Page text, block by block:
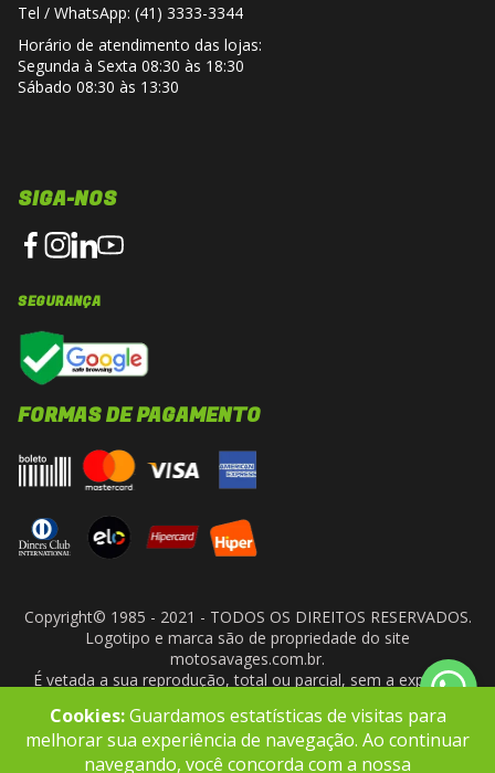
Tel / WhatsApp: (41) 3333-3344
Horário de atendimento das lojas:
Segunda à Sexta 08:30 às 18:30
Sábado 08:30 às 13:30
SIGA-NOS
SEGURANÇA
FORMAS DE PAGAMENTO
Copyright© 1985 - 2021 - TODOS OS DIREITOS RESERVADOS.
Logotipo e marca são de propriedade do site
motosavages.com.br.
É vetada a sua reprodução, total ou parcial, sem a expressa
- CNPJ: 10.927.924/0001-91
Cookies:Guardamos estatísticas de visitas para
melhorar sua experiência de navegação. Ao continuar
navegando, você concorda com a nossa